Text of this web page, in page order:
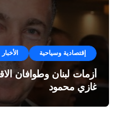
إقتصادية وسياحية الأخبار
أزمات لبنان وطوافان
غازي محمود